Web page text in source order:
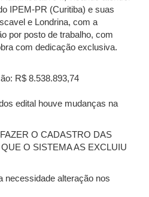
IPEM-PR (Curitiba) e suas
e Londrina, com a
por posto de trabalho, com
com dedicação exclusiva.
R$ 8.538.893,74
edital houve mudanças na
O CADASTRO DAS
O SISTEMA AS EXCLUIU
necessidade alteração nos